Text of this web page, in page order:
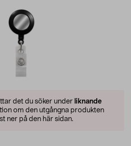
det du söker under liknande
om den utgångna produkten
ner på den här sidan.